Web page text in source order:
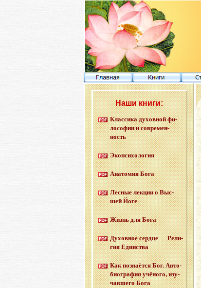
Наши книги:
Клас­си­ка ду­хов­ной фи­
ло­со­фии и со­вре­мен­
ность
Эко­пси­хо­ло­гия
Ана­то­мия Бога
Лес­ные лек­ции о Выс­
шей Йоге
Жизнь для Бога
Ду­хов­ное серд­це — Ре­ли­
гия Един­ства
Как по­зна­ёт­ся Бог. Ав­то­
био­гра­фия учё­но­го, изу­
чав­ше­го Бога